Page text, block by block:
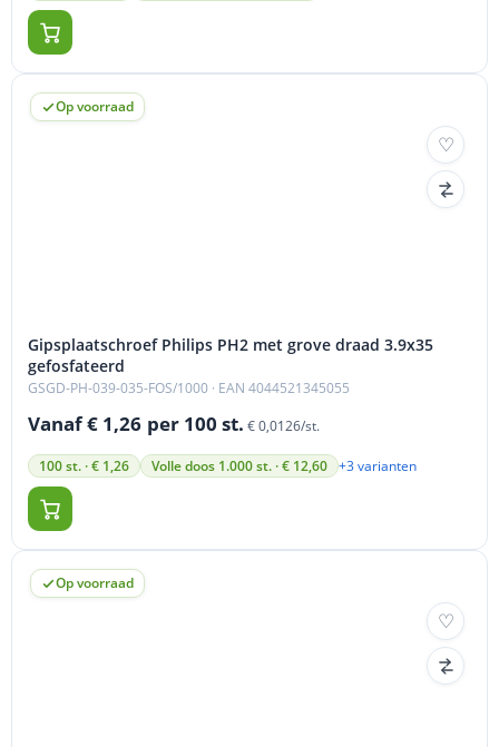
Op voorraad
Gipsplaatschroef Philips PH2 met grove draad 3.9x35
gefosfateerd
GSGD-PH-039-035-FOS/1000 · EAN 4044521345055
Vanaf € 1,26 per 100 st. € 0,0126/st.
100 st. · € 1,26 Volle doos 1.000 st. · € 12,60 +3 varianten
Op voorraad